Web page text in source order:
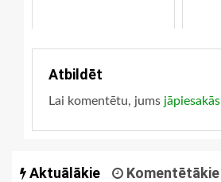
Atbildēt
Lai komentētu, jums jāpiesakās
Aktuālākie Komentētākie